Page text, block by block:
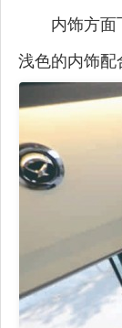
内饰方
浅色的内饰